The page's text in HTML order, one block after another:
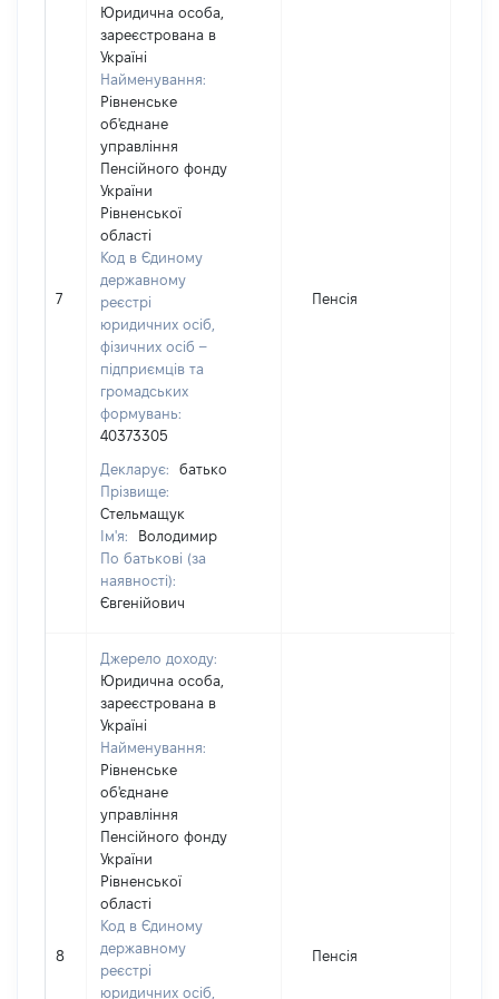
7
Юридична особа,
зареєстрована в
Україні
Найменування:
Рівненське
об'єднане
управління
Пенсійного фонду
України
Рівненської
області
Код в Єдиному
державному
реєстрі
юридичних осіб,
фізичних осіб –
підприємців та
громадських
формувань:
40373305
Декларує:
батько
Прізвище:
Стельмащук
Ім'я:
Володимир
По батькові (за
наявності):
Євгенійович
Пенсія
8
Джерело доходу:
Юридична особа,
зареєстрована в
Україні
Найменування:
Рівненське
об'єднане
управління
Пенсійного фонду
України
Рівненської
області
Код в Єдиному
державному
реєстрі
юридичних осіб,
Пенсія